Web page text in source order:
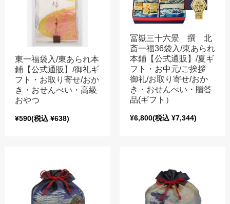
東一福袋入/東あられ本
鋪【公式通販】/御礼ギ
フト・お取り寄せ/おか
き・おせんべい・高級
おやつ
¥590(税込 ¥638)
冨嶽三十六景 撰 北
斎一福36袋入/東あられ
本鋪【公式通販】/夏ギ
フト・お中元/ご挨拶
御礼/お取り寄せ/おか
き・おせんべい・贈答
品(ギフト）
¥6,800(税込 ¥7,344)